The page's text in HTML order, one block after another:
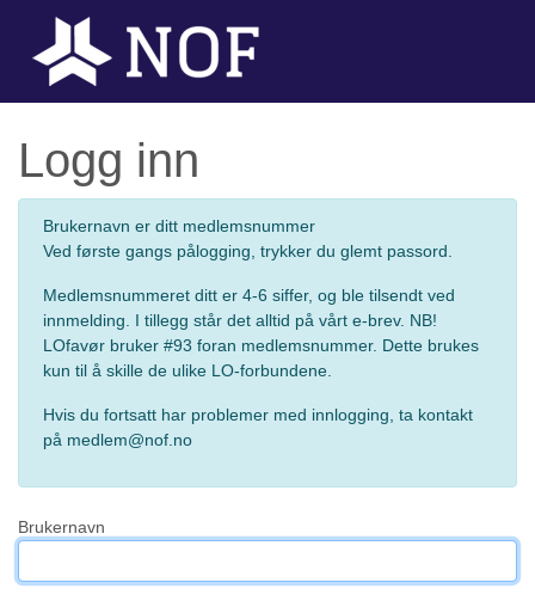
Logg inn
Brukernavn er ditt medlemsnummer
Ved første gangs pålogging, trykker du glemt passord.
Medlemsnummeret ditt er 4-6 siffer, og ble tilsendt ved
innmelding. I tillegg står det alltid på vårt e-brev. NB!
LOfavør bruker #93 foran medlemsnummer. Dette brukes
kun til å skille de ulike LO-forbundene.
Hvis du fortsatt har problemer med innlogging, ta kontakt
på medlem@nof.no
Brukernavn